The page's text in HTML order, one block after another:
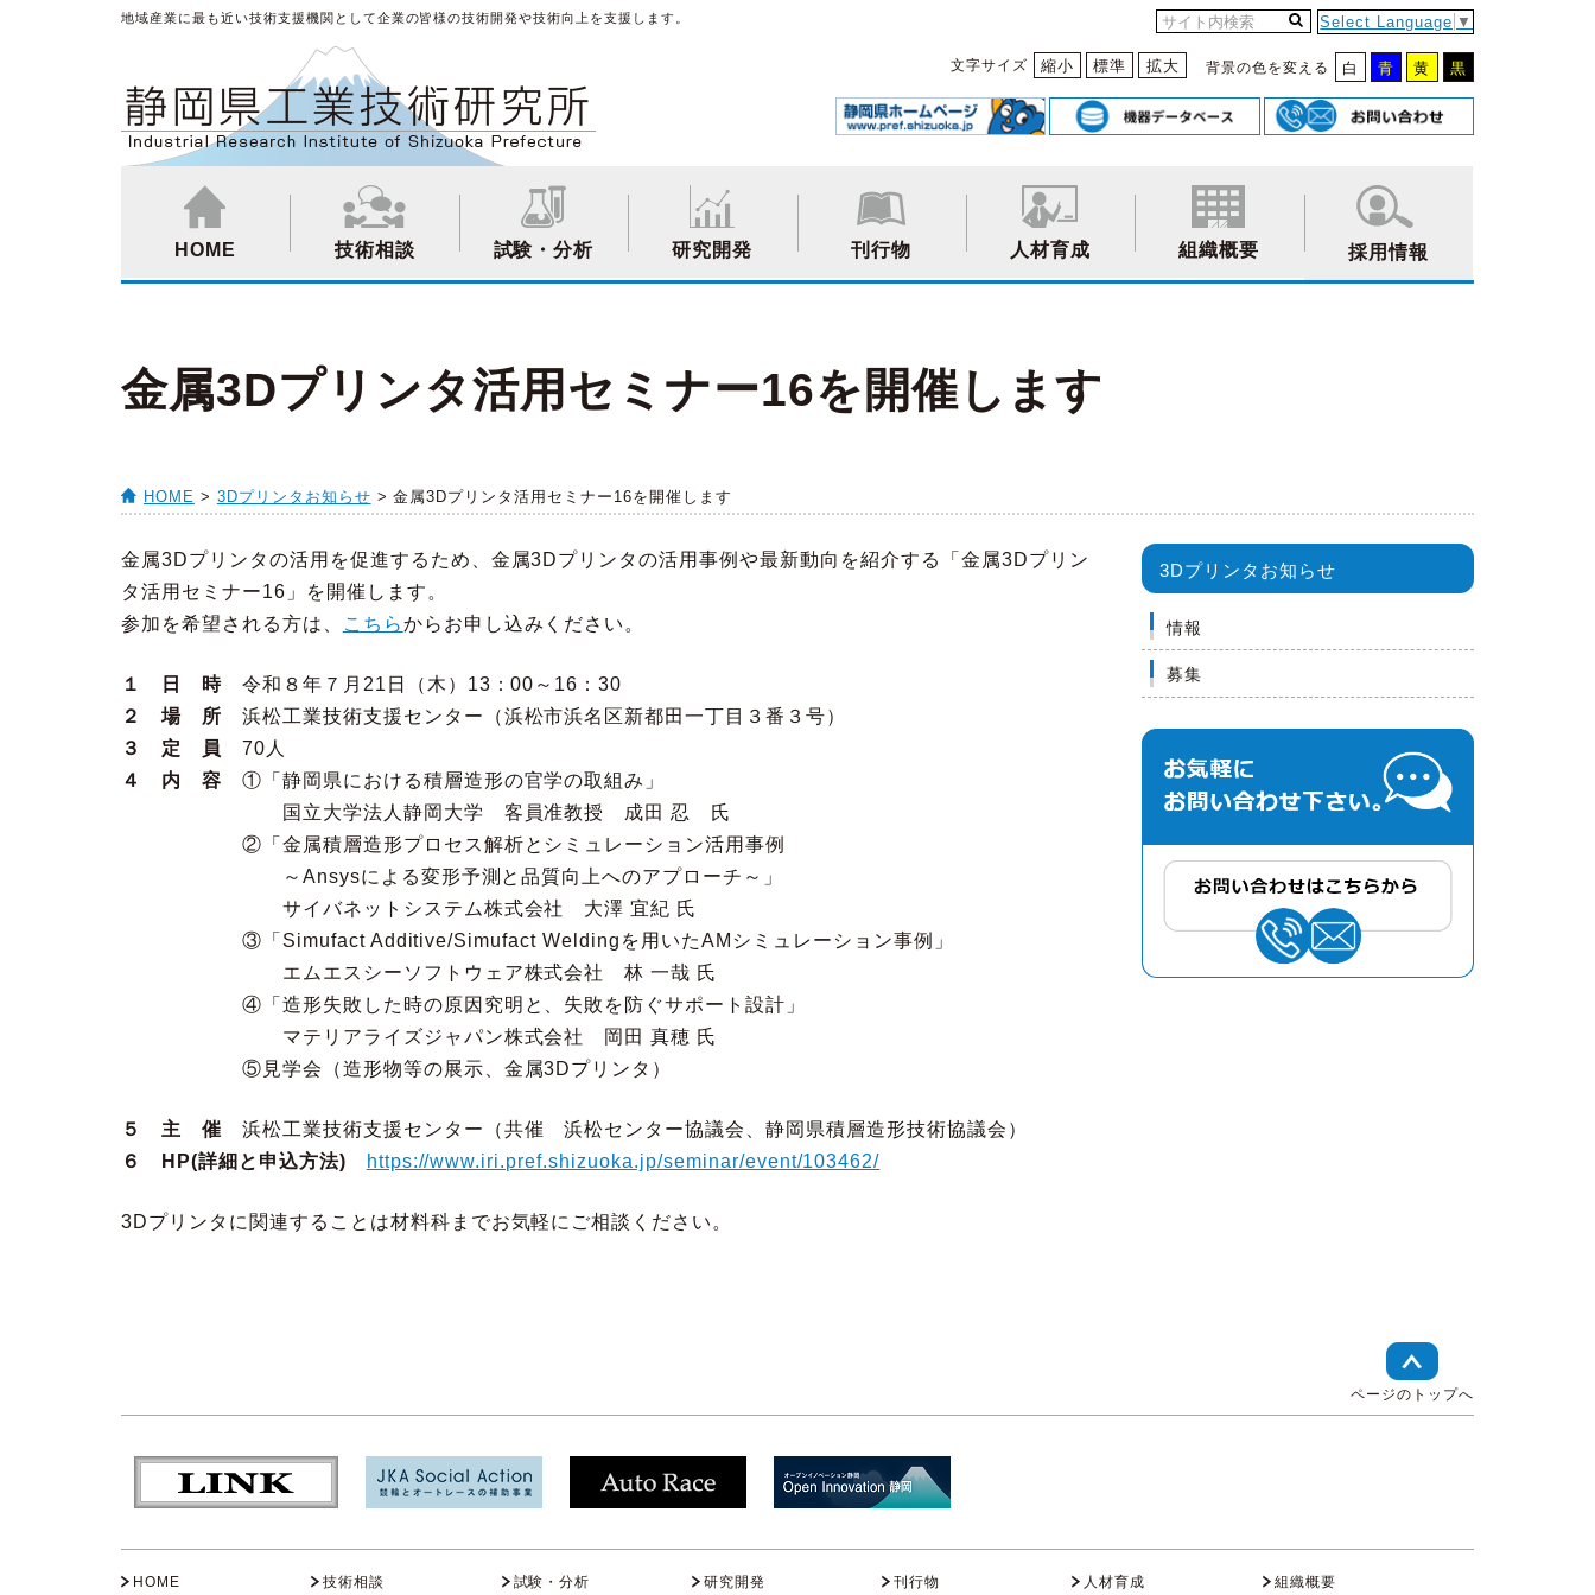
地域産業に最も近い技術支援機関として企業の皆様の技術開発や技術向上を支援します。 Select Language ▼
文字サイズ 縮小 標準 拡大 背景の色を変える 白 青 黄 黒
HOME 技術相談 試験・分析 研究開発 刊行物 人材育成 組織概要 採用情報
金属3Dプリンタ活用セミナー16を開催します
HOME > 3Dプリンタお知らせ > 金属3Dプリンタ活用セミナー16を開催します
金属3Dプリンタの活用を促進するため、金属3Dプリンタの活用事例や最新動向を紹介する「金属3Dプリン
タ活用セミナー16」を開催します。
参加を希望される方は、
こちらからお申し込みください。
１ 日 時令和８年７月21日（木）13：00～16：30
２ 場 所 浜松工業技術支援センター（浜松市浜名区新都田一丁目３番３号）
３ 定 員
70人
４ 内 容 ①「静岡県における積層造形の官学の取組み」
国立大学法人静岡大学 客員准教授 成田 忍 氏
②「金属積層造形プロセス解析とシミュレーション活用事例
～Ansysによる変形予測と品質向上へのアプローチ～」
サイバネットシステム株式会社 大澤 宜紀 氏
③「Simufact Additive/Simufact Weldingを用いたAMシミュレーション事例」
エムエスシーソフトウェア株式会社 林 一哉 氏
④「造形失敗した時の原因究明と、失敗を防ぐサポート設計」
マテリアライズジャパン株式会社 岡田 真穂 氏
⑤見学会（造形物等の展示、金属3Dプリンタ）
５ 主 催 浜松工業技術支援センター（共催 浜松センター協議会、静岡県積層造形技術協議会）
６ HP(詳細と申込方法)
https://www.iri.pref.shizuoka.jp/seminar/event/103462/
3Dプリンタに関連することは材料科までお気軽にご相談ください。
3Dプリンタお知らせ
情報
募集
ページのトップへ
HOME 技術相談 試験・分析 研究開発 刊行物 人材育成 組織概要